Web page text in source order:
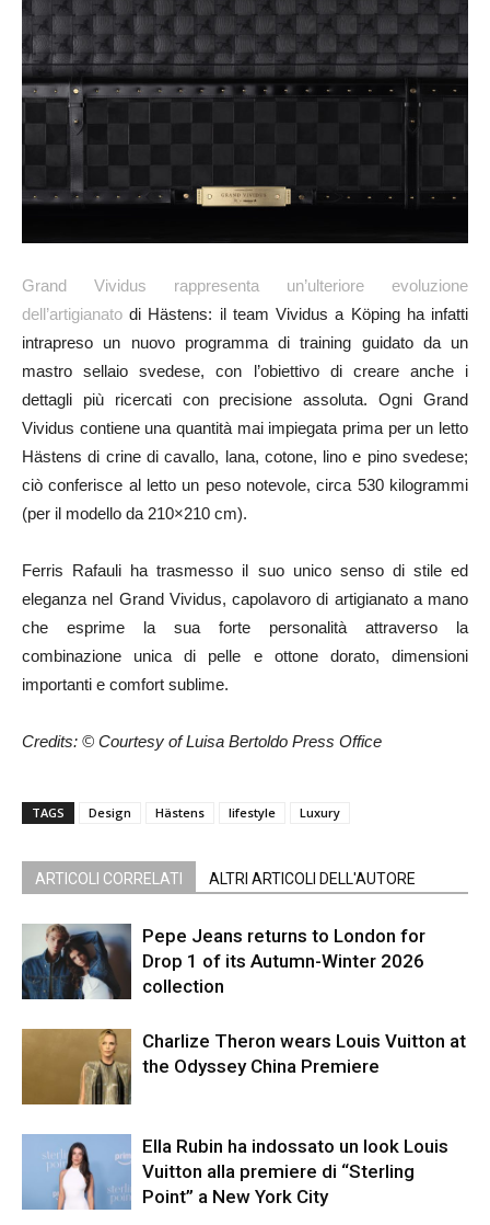
Grand Vividus rappresenta un’ulteriore evoluzione
dell’artigianato di Hästens: il team Vividus a Köping ha infatti
intrapreso un nuovo programma di training guidato da un
mastro sellaio svedese, con l’obiettivo di creare anche i
dettagli più ricercati con precisione assoluta. Ogni Grand
Vividus contiene una quantità mai impiegata prima per un letto
Hästens di crine di cavallo, lana, cotone, lino e pino svedese;
ciò conferisce al letto un peso notevole, circa 530 kilogrammi
(per il modello da 210×210 cm).
Ferris Rafauli ha trasmesso il suo unico senso di stile ed
eleganza nel Grand Vividus, capolavoro di artigianato a mano
che esprime la sua forte personalità attraverso la
combinazione unica di pelle e ottone dorato, dimensioni
importanti e comfort sublime.
Credits: © Courtesy of Luisa Bertoldo Press Office
TAGS Design Hästens lifestyle Luxury
ARTICOLI CORRELATI ALTRI ARTICOLI DELL'AUTORE
Pepe Jeans returns to London for
Drop 1 of its Autumn-Winter 2026
collection
Charlize Theron wears Louis Vuitton at
the Odyssey China Premiere
Ella Rubin ha indossato un look Louis
Vuitton alla premiere di “Sterling
Point” a New York City